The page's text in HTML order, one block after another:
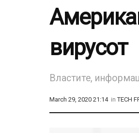
вирусот
Властите,
March 29, 2020 21:14 in TECH